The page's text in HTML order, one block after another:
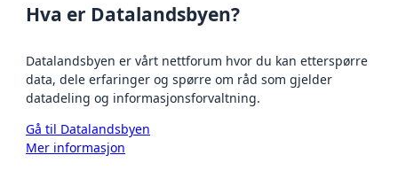
Hva er Datalandsbyen?
Datalandsbyen er vårt nettforum hvor du kan etterspørre
data, dele erfaringer og spørre om råd som gjelder
datadeling og informasjonsforvaltning.
Gå til Datalandsbyen
Mer informasjon